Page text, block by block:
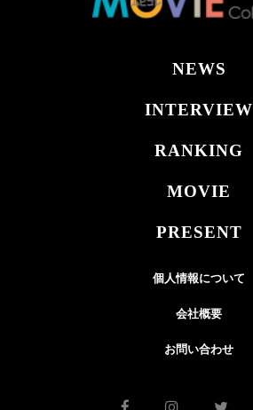
NEWS
INTERVIEW
RANKING
MOVIE
PRESENT
個人情報について
会社概要
お問い合わせ